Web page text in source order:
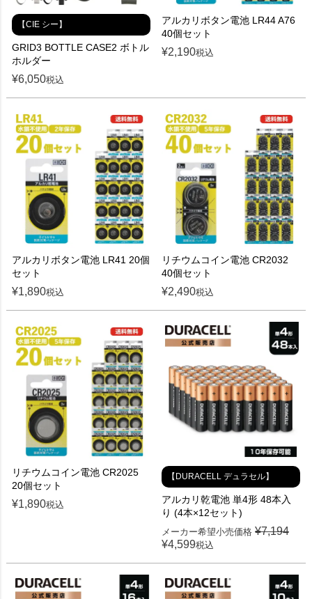
【CIE シー】
GRID3 BOTTLE CASE2 ボトル
ホルダー
¥6,050税込
アルカリボタン電池 LR44 A76
40個セット
¥2,190税込
アルカリボタン電池 LR41 20個
セット
¥1,890税込
リチウムコイン電池 CR2032
40個セット
¥2,490税込
リチウムコイン電池 CR2025
20個セット
¥1,890税込
【DURACELL デュラセル】
アルカリ乾電池 単4形 48本入
り (4本×12セット)
メーカー希望小売価格 ¥7,194
¥4,599税込